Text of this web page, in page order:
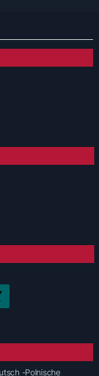
-Polnische